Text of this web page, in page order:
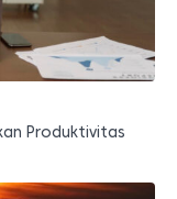
Produktivitas